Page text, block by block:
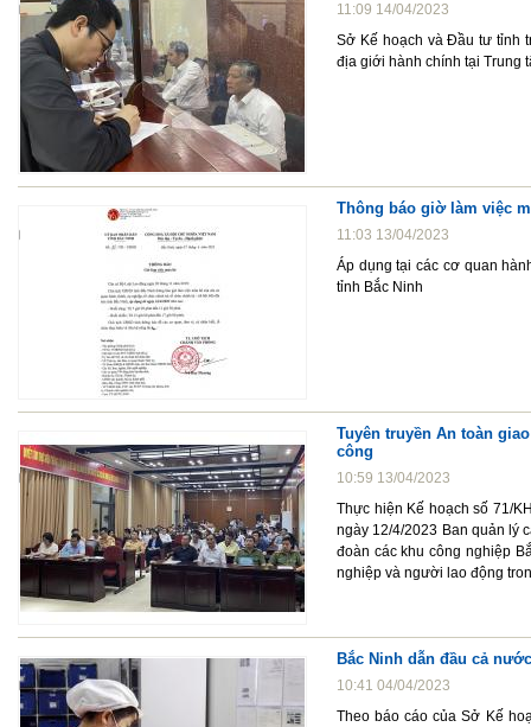
11:09 14/04/2023
Sở Kế hoạch và Đầu tư tỉnh
địa giới hành chính tại Trung
Thông báo giờ làm việc
11:03 13/04/2023
Áp dụng tại các cơ quan
tỉnh Bắc Ninh
Tuyên truyền An toàn
công
10:59 13/04/2023
Thực hiện Kế hoạch số 71/
ngày 12/4/2023 Ban quản lý
đoàn các khu công nghiệp
nghiệp và người lao động
Bắc Ninh dẫn đầu cả
10:41 04/04/2023
Theo báo cáo của Sở Kế